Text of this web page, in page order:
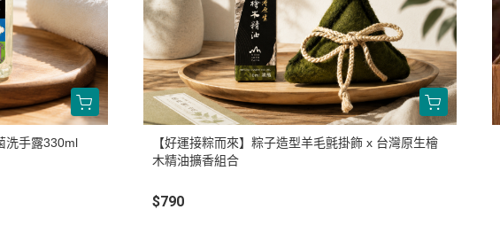
洗手露330ml
【好運接粽而來】粽子造型羊毛氈掛飾 x 台灣原生檜
木精油擴香組合
$790